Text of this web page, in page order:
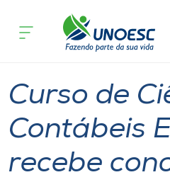
Cursos
Pesquisa
Atendimento ao Estudante
acontece
Curso de
Contábeis
recebe